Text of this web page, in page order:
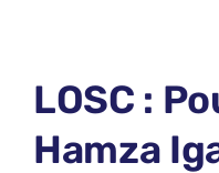
ABONNEMENTS
NOUS CONTACTER
LOSC :
Hamza